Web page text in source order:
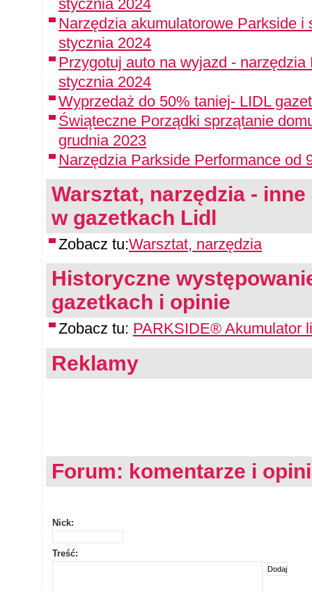
stycznia 2024
Narzędzia akumulatorowe Parkside i
stycznia 2024
Przygotuj auto na wyjazd -
stycznia 2024
Wyprzedaż do 50% taniej- LIDL
Świąteczne Porządki sprzątanie
grudnia 2023
Narzędzia Parkside Performance od
Warsztat, narzędzia -
w gazetkach Lidl
Zobacz tu:Warsztat, narzędzia
Historyczne
gazetkach i opinie
Zobacz tu: PARKSIDE® Akumulator
Reklamy
Forum: komentarze i
Nick:
Treść: